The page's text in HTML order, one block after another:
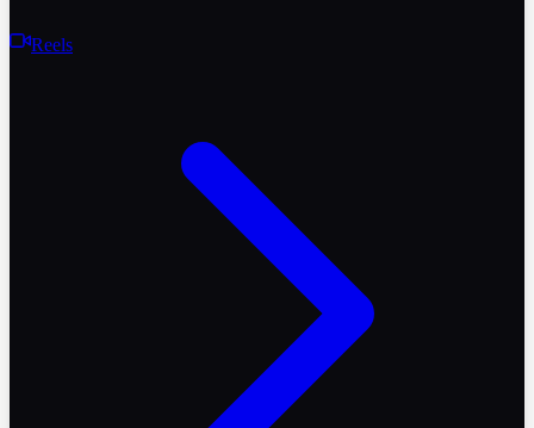
Reels